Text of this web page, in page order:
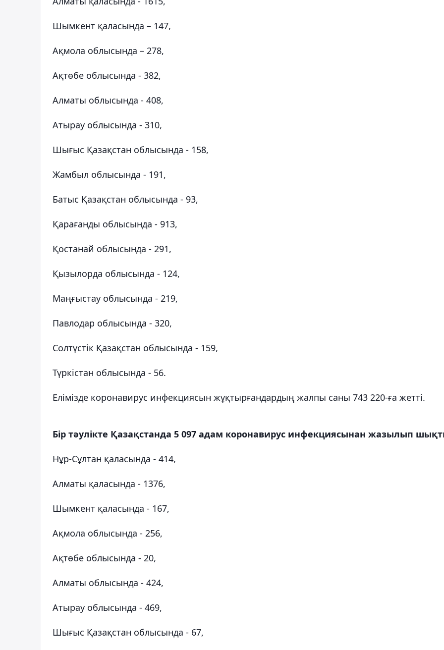
Шымкент қаласында – 147,
Ақмола облысында – 278,
Ақтөбе облысында - 382,
Алматы облысында - 408,
Атырау облысында - 310,
Шығыс Қазақстан облысында - 158,
Жамбыл облысында - 191,
Батыс Қазақстан облысында - 93,
Қарағанды облысында - 913,
Қостанай облысында - 291,
Қызылорда облысында - 124,
Маңғыстау облысында - 219,
Павлодар облысында - 320,
Солтүстік Қазақстан облысында - 159,
Түркістан облысында - 56.
Елімізде коронавирус инфекциясын жұқтырғандардың жалпы саны 743 220-ға жетті.
Бір тәулікте Қазақстанда 5 097 адам коронавирус инфекциясынан жазылып
Нұр-Сұлтан қаласында - 414,
Алматы қаласында - 1376,
Шымкент қаласында - 167,
Ақмола облысында - 256,
Ақтөбе облысында - 20,
Алматы облысында - 424,
Атырау облысында - 469,
Шығыс Қазақстан облысында - 67,